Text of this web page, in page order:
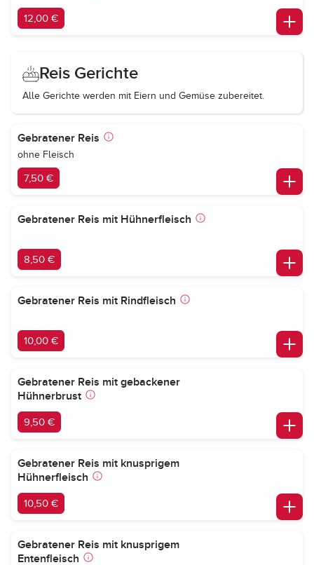
12,00 €
Reis Gerichte
Alle Gerichte werden mit Eiern und Gemüse zubereitet.
Gebratener Reis
ohne Fleisch
7,50 €
Gebratener Reis mit Hühnerfleisch
8,50 €
Gebratener Reis mit Rindfleisch
10,00 €
Gebratener Reis mit gebackener
Hühnerbrust
9,50 €
Gebratener Reis mit knusprigem
Hühnerfleisch
10,50 €
Gebratener Reis mit knusprigem
Entenfleisch